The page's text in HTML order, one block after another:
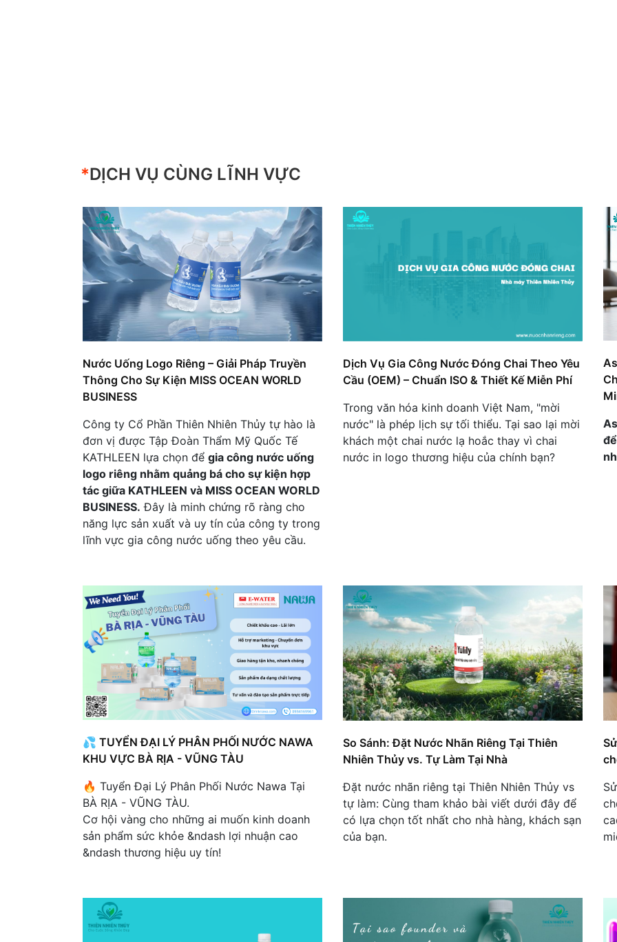
*DỊCH VỤ CÙNG LĨNH VỰC
Nước Uống Logo Riêng – Giải Pháp Truyền
Thông Cho Sự Kiện MISS OCEAN WORLD
BUSINESS
Công ty Cổ Phần Thiên Nhiên Thủy tự hào là
đơn vị được Tập Đoàn Thẩm Mỹ Quốc Tế
KATHLEEN lựa chọn để gia công nước uống
logo riêng nhằm quảng bá cho sự kiện hợp
tác giữa KATHLEEN và MISS OCEAN WORLD
BUSINESS. Đây là minh chứng rõ ràng cho
năng lực sản xuất và uy tín của công ty trong
lĩnh vực gia công nước uống theo yêu cầu.
Dịch Vụ Gia Công Nước Đóng Chai Theo Yêu
Cầu (OEM) – Chuẩn ISO & Thiết Kế Miễn Phí
Trong văn hóa kinh doanh Việt Nam, "mời
nước" là phép lịch sự tối thiểu. Tại sao lại mời
khách một chai nước lạ hoắc thay vì chai
nước in logo thương hiệu của chính bạn?
💦 TUYỂN ĐẠI LÝ PHÂN PHỐI NƯỚC NAWA
KHU VỰC BÀ RỊA - VŨNG TÀU
🔥 Tuyển Đại Lý Phân Phối Nước Nawa Tại
BÀ RỊA - VŨNG TÀU.
Cơ hội vàng cho những ai muốn kinh doanh
sản phẩm sức khỏe &ndash lợi nhuận cao
&ndash thương hiệu uy tín!
So Sánh: Đặt Nước Nhãn Riêng Tại Thiên
Nhiên Thủy vs. Tự Làm Tại Nhà
Đặt nước nhãn riêng tại Thiên Nhiên Thủy vs
tự làm: Cùng tham khảo bài viết dưới đây để
có lựa chọn tốt nhất cho nhà hàng, khách sạn
của bạn.